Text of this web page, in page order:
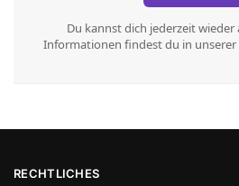
Du kannst dich jederzeit wieder
Informationen findest du in
RECHTLICHES